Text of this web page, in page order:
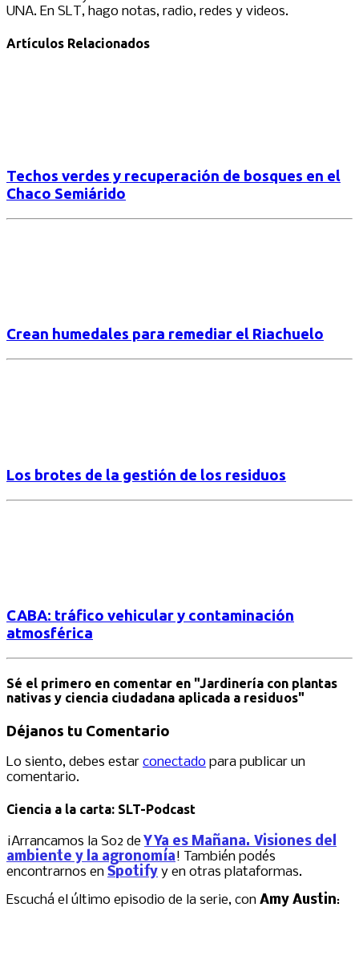
UNA. En SLT, hago notas, radio, redes y videos.
Artículos Relacionados
Techos verdes y recuperación de bosques en el
Chaco Semiárido
Crean humedales para remediar el Riachuelo
Los brotes de la gestión de los residuos
CABA: tráfico vehicular y contaminación
atmosférica
Sé el primero en comentar en "Jardinería con plantas
nativas y ciencia ciudadana aplicada a residuos"
Déjanos tu Comentario
Lo siento, debes estar conectado para publicar un
comentario.
Ciencia a la carta: SLT-Podcast
¡Arrancamos la S02 deY Ya es Mañana. Visiones del
ambiente y la agronomía! También podés
encontrarnos en Spotify y en otras plataformas.
Escuchá el último episodio de la serie, con Amy Austin: